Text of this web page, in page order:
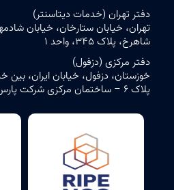
دفتر تهران (خدمات دیتاسنتر)
تهران، خیابان ستارخان، خیابان
شاهرخ، پلاک ۳۴۵، واحد ۱
دفتر مرکزی (دزفول)
خوزستان، دزفول، خیابان ایران، بین
پلاک ۶ – ساختمان مرکزی شرکت پارس شبکه آذرخش